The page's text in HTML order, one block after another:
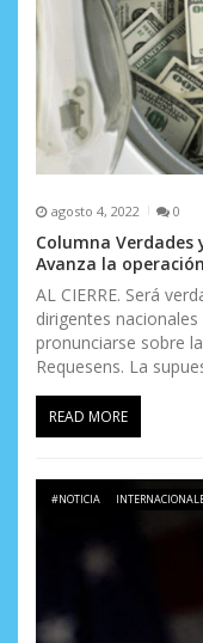
agosto 4, 2022 0
Columna Verdades
Avanza la
AL CIERRE. Será
dirigentes
pronunciarse sobre
Requesens. La
READ MORE
#NOTICIA